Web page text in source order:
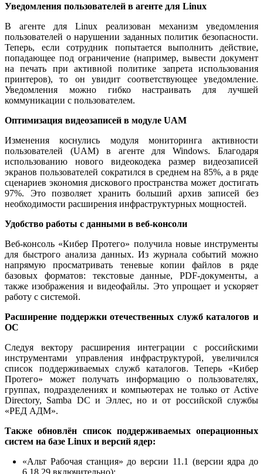
Уведомления пользователей в агенте для Linux
В агенте для Linux реализован механизм уведомления
пользователей о нарушении заданных политик безопасности.
Теперь, если сотрудник попытается выполнить действие,
попадающее под ограничение (например, вывести документ
на печать при активной политике запрета использования
принтеров), то он увидит соответствующее уведомление.
Уведомления можно гибко настраивать для лучшей
коммуникации с пользователем.
Оптимизация видеозаписей в модуле UAM
Изменения коснулись модуля мониторинга активности
пользователей (UAM) в агенте для Windows. Благодаря
использованию нового видеокодека размер видеозаписей
экранов пользователей сократился в среднем на 85%, а в ряде
сценариев экономия дискового пространства может достигать
97%. Это позволяет хранить больший архив записей без
необходимости расширения инфраструктурных мощностей.
Удобство работы с данными в веб-консоли
Веб-консоль «Кибер Протего» получила новые инструменты
для быстрого анализа данных. Из журнала событий можно
напрямую просматривать теневые копии файлов в ряде
базовых форматов: текстовые данные, PDF-документы, а
также изображения и видеофайлы. Это упрощает и ускоряет
работу с системой.
Расширение поддержки отечественных служб каталогов и
ОС
Следуя вектору расширения интеграции с российскими
инструментами управления инфраструктурой, увеличился
список поддерживаемых служб каталогов. Теперь «Кибер
Протего» может получать информацию о пользователях,
группах, подразделениях и компьютерах не только от Active
Directory, Samba DC и Эллес, но и от российской службы
«РЕД АДМ».
Также обновлён список поддерживаемых операционных
систем на базе Linux и версий ядер:
«Альт Рабочая станция» до версии 11.1 (версии ядра до
6.18.29 включительно);